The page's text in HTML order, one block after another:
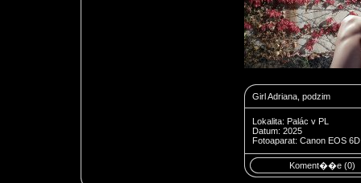
Girl Adriana, podzim
Lokalita: Palác v PL
Datum: 2025
Fotoaparat: Canon EOS
Koment��e (0)